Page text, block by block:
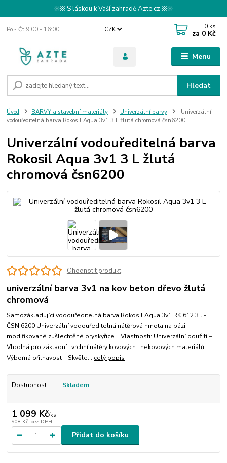
※※ S láskou k Vaší zahradě Azte.cz ※※
Menu
CZK
Hledat
Po - Čt 9:00 - 16:00 0 ks
za 0 Kč
Úvod BARVY a stavební materiály Univerzální barvy
Univerzální
vodouředitelná barva Rokosil Aqua 3v1 3 L žlutá chromová čsn6200
Univerzální vodouředitelná barva
Rokosil Aqua 3v1 3 L žlutá
chromová čsn6200
Ohodnotit produkt
univerzální barva 3v1 na kov beton dřevo žlutá
chromová
Samozákladující vodouředitelná barva Rokosil Aqua 3v1 RK 612 3 l -
ČSN 6200 Univerzální vodouředitelná nátěrová hmota na bázi
modifikované zušlechtěné pryskyřice. Vlastnosti: Univerzální použití –
Vhodná pro základní i vrchní nátěry kovových i nekovových materiálů.
Výborná přilnavost – Skvěle... celý popis
Dostupnost Skladem
1 099 Kč/ks
908 Kč bez DPH
Přidat do košíku